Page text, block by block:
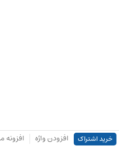
خرید اشتراک افزودن واژه افزونه